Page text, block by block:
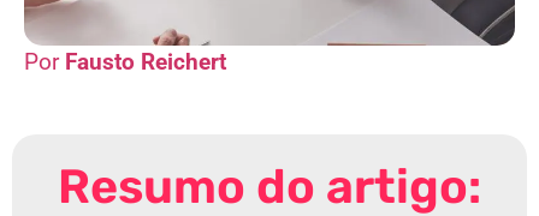
Fausto Reichert
Resumo do artigo: